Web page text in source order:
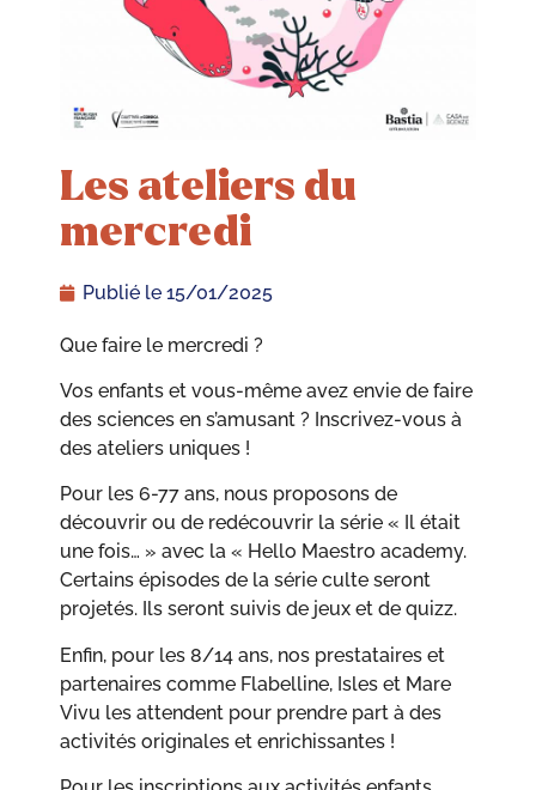
Les ateliers du
mercredi
Publié le 15/01/2025
Que faire le mercredi ?
Vos enfants et vous-même avez envie de faire
des sciences en s’amusant ? Inscrivez-vous à
des ateliers uniques !
Pour les 6-77 ans, nous proposons de
découvrir ou de redécouvrir la série « Il était
une fois… » avec la « Hello Maestro academy.
Certains épisodes de la série culte seront
projetés. Ils seront suivis de jeux et de quizz.
Enfin, pour les 8/14 ans, nos prestataires et
partenaires comme Flabelline, Isles et Mare
Vivu les attendent pour prendre part à des
activités originales et enrichissantes !